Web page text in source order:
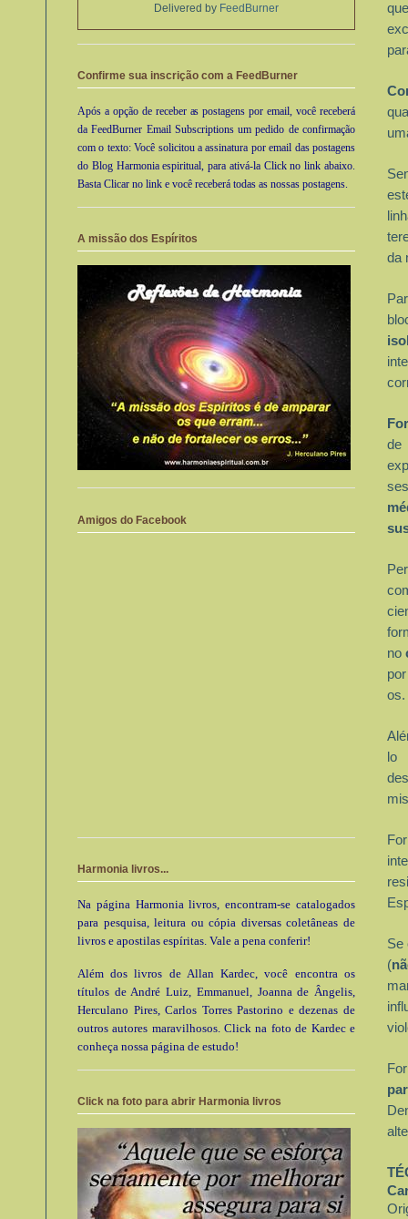
da
de
no
os.
lo
Se
(
Delivered by FeedBurner
Confirme sua inscrição com a FeedBurner
Após a opção de receber as postagens por email, você receberá
da FeedBurner Email Subscriptions um pedido de confirmação
com o texto: Você solicitou a assinatura por email das postagens
do Blog Harmonia espiritual, para ativá-la Click no link abaixo.
Basta Clicar no link e você receberá todas as nossas postagens.
A missão dos Espíritos
Amigos do Facebook
Harmonia livros...
Na página Harmonia livros, encontram-se catalogados
para pesquisa, leitura ou cópia diversas coletâneas de
livros e apostilas espíritas. Vale a pena conferir!
Além dos livros de Allan Kardec, você encontra os
títulos de André Luiz, Emmanuel, Joanna de Ângelis,
Herculano Pires, Carlos Torres Pastorino e dezenas de
outros autores maravilhosos. Click na foto de Kardec e
conheça nossa página de estudo!
Click na foto para abrir Harmonia livros